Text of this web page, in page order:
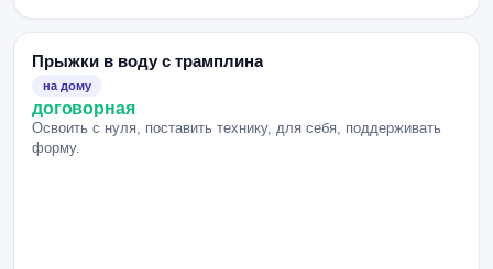
Прыжки в воду с трамплина
на дому
договорная
Освоить с нуля, поставить технику, для себя, поддерживать
форму.